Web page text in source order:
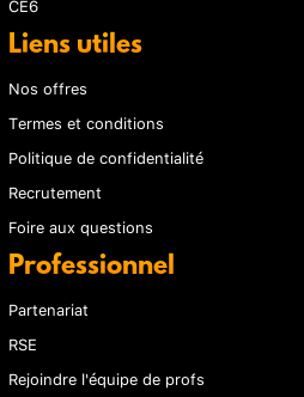
Liens utiles
Nos offres
Termes et conditions
Politique de confidentialité
Recrutement
Foire aux questions
Professionnel
Partenariat
RSE
Rejoindre l'équipe de profs